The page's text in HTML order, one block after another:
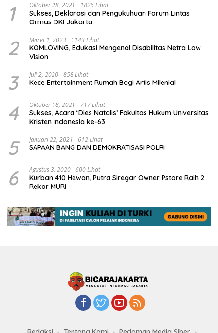
1 Oktober 28, 2021 1826 Lihat
Sukses, Deklarasi dan Pengukuhuan Forum Lintas
Ormas DKI Jakarta
2 Maret 1, 2023 1143 Lihat
KOMLOVING, Edukasi Mengenal Disabilitas Netra Low
Vision
3 Juli 2, 2020 858 Lihat
Kece Entertainment Rumah Bagi Artis Milenial
4 Oktober 18, 2021 717 Lihat
Sukses, Acara ‘Dies Natalis’ Fakultas Hukum Universitas
Kristen Indonesia ke-63
5 Januari 22, 2021 612 Lihat
SAPAAN BANG DAN DEMOKRATISASI POLRI
6 Agustus 3, 2020 600 Lihat
Kurban 410 Hewan, Putra Siregar Owner Pstore Raih 2
Rekor MURI